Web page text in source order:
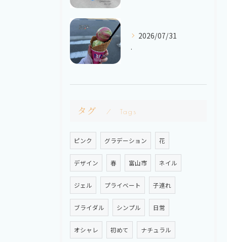
2026/07/31
.
タグ Tags
ピンク グラデーション 花
デザイン 春 富山市 ネイル
ジェル プライベート 子連れ
ブライダル シンプル 日常
オシャレ 初めて ナチュラル